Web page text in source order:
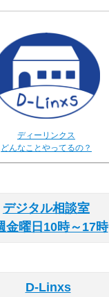
ディーリンクス
どんなことやってるの？
デジタル相談室
金曜日10時～17時
D-Linxs